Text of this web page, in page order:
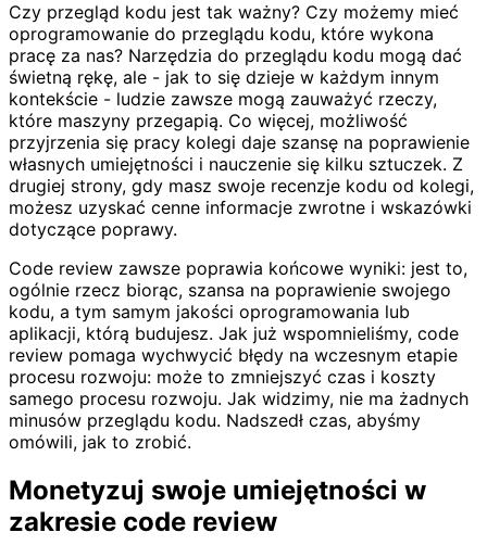
Czy przegląd kodu jest tak ważny? Czy możemy mieć
oprogramowanie do przeglądu kodu, które wykona
pracę za nas? Narzędzia do przeglądu kodu mogą dać
świetną rękę, ale - jak to się dzieje w każdym innym
kontekście - ludzie zawsze mogą zauważyć rzeczy,
które maszyny przegapią. Co więcej, możliwość
przyjrzenia się pracy kolegi daje szansę na poprawienie
własnych umiejętności i nauczenie się kilku sztuczek. Z
drugiej strony, gdy masz swoje recenzje kodu od kolegi,
możesz uzyskać cenne informacje zwrotne i wskazówki
dotyczące poprawy.
Code review zawsze poprawia końcowe wyniki: jest to,
ogólnie rzecz biorąc, szansa na poprawienie swojego
kodu, a tym samym jakości oprogramowania lub
aplikacji, którą budujesz. Jak już wspomnieliśmy, code
review pomaga wychwycić błędy na wczesnym etapie
procesu rozwoju: może to zmniejszyć czas i koszty
samego procesu rozwoju. Jak widzimy, nie ma żadnych
minusów przeglądu kodu. Nadszedł czas, abyśmy
omówili, jak to zrobić.
Monetyzuj swoje umiejętności w
zakresie code review